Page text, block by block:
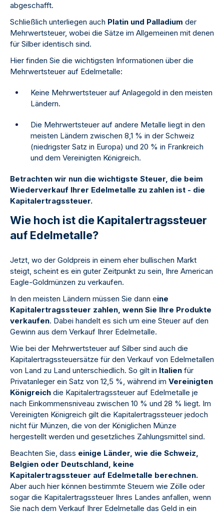
abgeschafft.
Schließlich unterliegen auch Platin und Palladium der
Mehrwertsteuer, wobei die Sätze im Allgemeinen mit denen
für Silber identisch sind.
Hier finden Sie die wichtigsten Informationen über die
Mehrwertsteuer auf Edelmetalle:
Keine Mehrwertsteuer auf Anlagegold in den meisten
Ländern.
Die Mehrwertsteuer auf andere Metalle liegt in den
meisten Ländern zwischen 8,1 % in der Schweiz
(niedrigster Satz in Europa) und 20 % in Frankreich
und dem Vereinigten Königreich.
Betrachten wir nun die wichtigste Steuer, die beim
Wiederverkauf Ihrer Edelmetalle zu zahlen ist - die
Kapitalertragssteuer.
Wie hoch ist die Kapitalertragssteuer
auf Edelmetalle?
Jetzt, wo der Goldpreis in einem eher bullischen Markt
steigt, scheint es ein guter Zeitpunkt zu sein, Ihre American
Eagle-Goldmünzen zu verkaufen.
In den meisten Ländern müssen Sie dann eine
Kapitalertragssteuer zahlen, wenn Sie Ihre Produkte
verkaufen. Dabei handelt es sich um eine Steuer auf den
Gewinn aus dem Verkauf Ihrer Edelmetalle.
Wie bei der Mehrwertsteuer auf Silber sind auch die
Kapitalertragssteuersätze für den Verkauf von Edelmetallen
von Land zu Land unterschiedlich. So gilt in Italien für
Privatanleger ein Satz von 12,5 %, während im Vereinigten
Königreich die Kapitalertragssteuer auf Edelmetalle je
nach Einkommensniveau zwischen 10 % und 28 % liegt. Im
Vereinigten Königreich gilt die Kapitalertragssteuer jedoch
nicht für Münzen, die von der Königlichen Münze
hergestellt werden und gesetzliches Zahlungsmittel sind.
Beachten Sie, dass einige Länder, wie die Schweiz,
Belgien oder Deutschland, keine
Kapitalertragssteuer auf Edelmetalle berechnen.
Aber auch hier können bestimmte Steuern wie Zölle oder
sogar die Kapitalertragssteuer Ihres Landes anfallen, wenn
Sie nach dem Verkauf Ihrer Edelmetalle das Geld in ein